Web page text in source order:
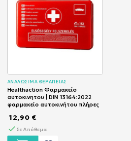
ΑΝΑΛΩΣΙΜΑ ΘΕΡΑΠΕΙΑΣ
Healthaction Φαρμακείο
αυτοκινητου | DIN 13164:2022
φαρμακείο αυτοκινήτου πλήρες
12,90 €
Σε Απόθεμα